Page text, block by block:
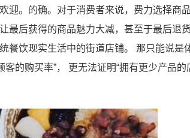
迎。的确。对于消费者来说，费力选择商
最后获得的商品魅力大减，甚至于最后退
餐饮现实生活中的街道店铺。 那只能说是
的购买率”， 更无法证明“拥有更少产品的